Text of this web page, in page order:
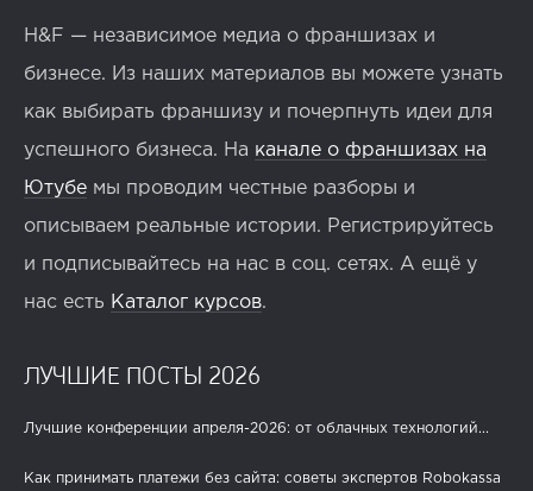
H&F — независимое медиа о франшизах и
бизнесе. Из наших материалов вы можете узнать
как выбирать франшизу и почерпнуть идеи для
успешного бизнеса. На канале о франшизах на
Ютубе мы проводим честные разборы и
описываем реальные истории. Регистрируйтесь
и подписывайтесь на нас в соц. сетях. А ещё у
нас есть Каталог курсов.
ЛУЧШИЕ ПОСТЫ 2026
Лучшие конференции апреля-2026: от облачных технологий...
Как принимать платежи без сайта: советы экспертов Robokassa